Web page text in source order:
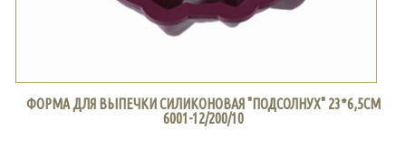
ФОРМА ДЛЯ ВЫПЕЧКИ СИЛИКОНОВАЯ "ПОДСОЛНУХ" 23*6,5СМ
6001-12/200/10